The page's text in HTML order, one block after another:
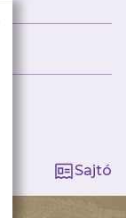
Sajtó